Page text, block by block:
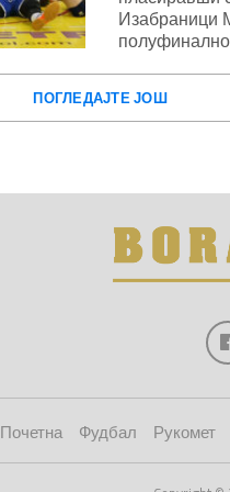
Изабраници
ПОГЛЕДАЈТЕ ЈОШ
Почетна Фудбал Рукомет